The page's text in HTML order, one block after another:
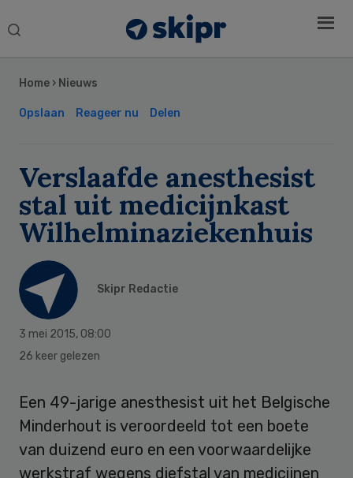
Search
Home › Nieuws
Opslaan Reageer nu Delen
Verslaafde anesthesist
stal uit medicijnkast
Wilhelminaziekenhuis
Skipr Redactie
3 mei 2015, 08:00
26 keer gelezen
Een 49-jarige anesthesist uit het Belgische
Minderhout is veroordeeld tot een boete
van duizend euro en een voorwaardelijke
werkstraf wegens diefstal van medicijnen
Sidebar